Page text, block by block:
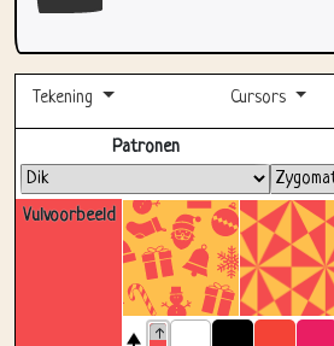
Tekening Cursors
Vulvoorbeeld
Patronen